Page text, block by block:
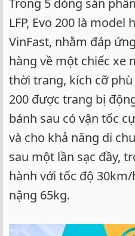
LFP, Evo 200 là
VinFast, nhằm đáp
hàng về một chiếc xe
thời trang, kích cỡ
200 được trang bị
bánh sau có vận tốc
và cho khả năng di
sau một lần sạc đầy,
hành với tốc độ
nặng 65kg.